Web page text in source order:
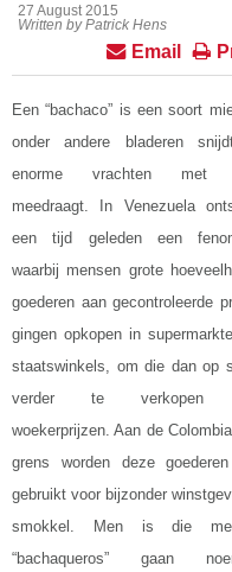
27 August 2015
Written by Patrick Hens
Email
Een “bachaco” is een soort
onder andere bladeren
enorme vrachten met
meedraagt. In Venezuela
een tijd geleden een
waarbij mensen grote
goederen aan gecontroleerde
gingen opkopen in
staatswinkels, om die dan op
verder te verkopen
woekerprijzen. Aan de
grens worden deze
gebruikt voor bijzonder
smokkel. Men is die
“bachaqueros” gaan